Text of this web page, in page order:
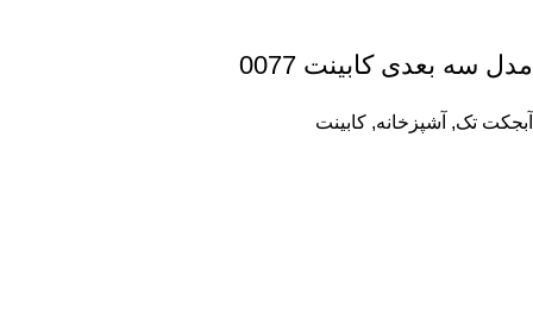
مدل سه بعدی کابینت 0077
آبجکت تک, آشپزخانه, کابینت